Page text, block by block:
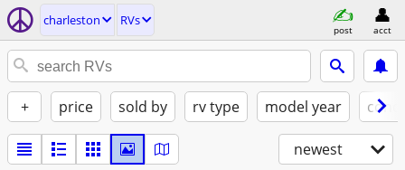
charleston RVs
post acct
+ price sold by rv type model year
newest